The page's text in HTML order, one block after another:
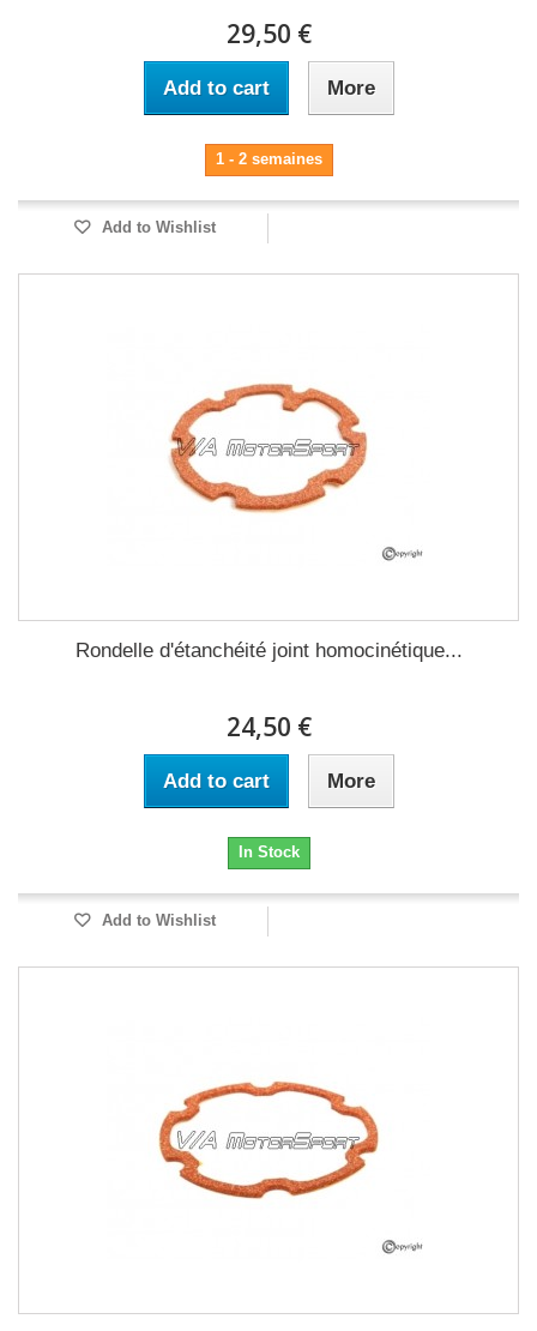
29,50 €
Add to cart More
1 - 2 semaines
Add to Wishlist
Rondelle d'étanchéité joint homocinétique...
24,50 €
Add to cart More
In Stock
Add to Wishlist